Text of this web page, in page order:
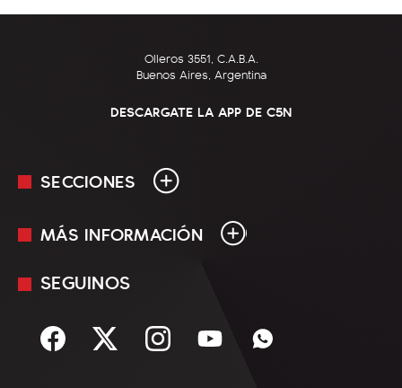
Olleros 3551, C.A.B.A.
Buenos Aires, Argentina
DESCARGATE LA APP DE C5N
SECCIONES
En Vivo
Sociedad
MÁS INFORMACIÓN
Mediakit
Términos y condiciones
SEGUINOS